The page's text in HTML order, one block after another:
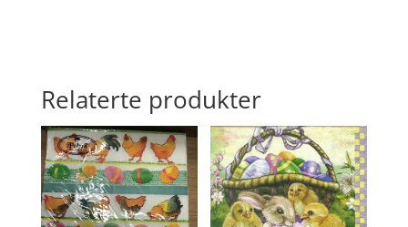
Relaterte produkter